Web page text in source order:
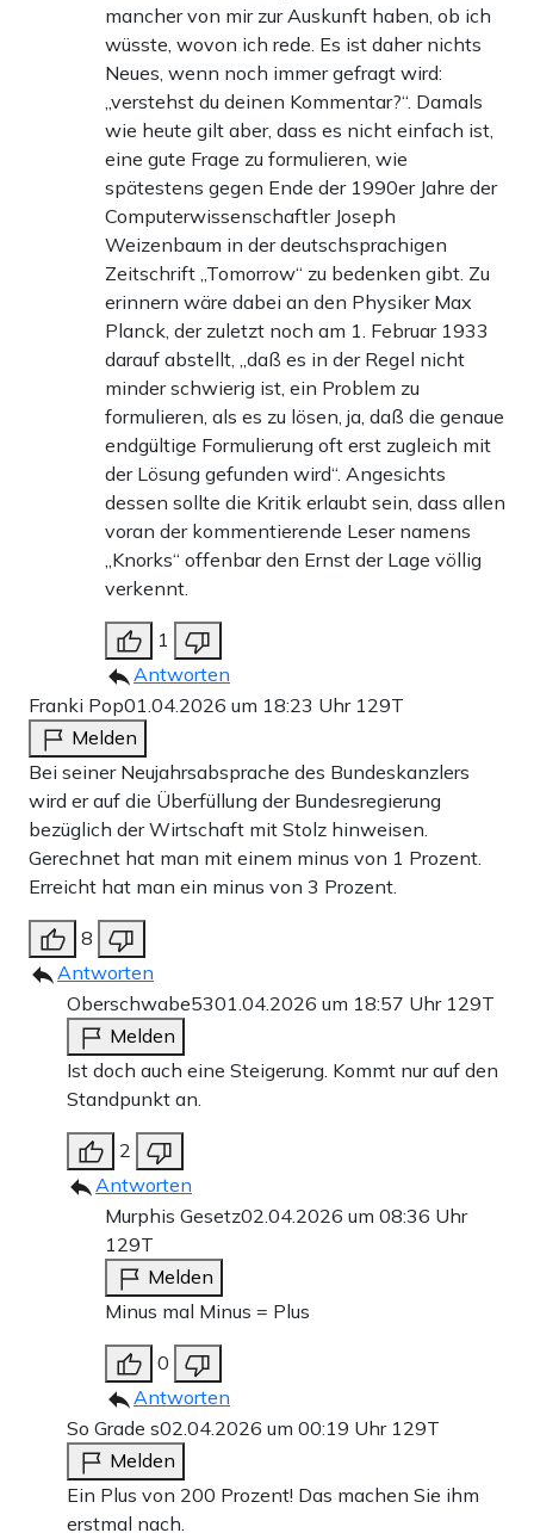
mancher von mir zur Auskunft haben, ob ich
wüsste, wovon ich rede. Es ist daher nichts
Neues, wenn noch immer gefragt wird:
„verstehst du deinen Kommentar?“. Damals
wie heute gilt aber, dass es nicht einfach ist,
eine gute Frage zu formulieren, wie
spätestens gegen Ende der 1990er Jahre der
Computerwissenschaftler Joseph
Weizenbaum in der deutschsprachigen
Zeitschrift „Tomorrow“ zu bedenken gibt. Zu
erinnern wäre dabei an den Physiker Max
Planck, der zuletzt noch am 1. Februar 1933
darauf abstellt, „daß es in der Regel nicht
minder schwierig ist, ein Problem zu
formulieren, als es zu lösen, ja, daß die genaue
endgültige Formulierung oft erst zugleich mit
der Lösung gefunden wird“. Angesichts
dessen sollte die Kritik erlaubt sein, dass allen
voran der kommentierende Leser namens
„Knorks“ offenbar den Ernst der Lage völlig
verkennt.
1
Antworten
Franki Pop01.04.2026 um 18:23 Uhr 129T
Melden
Bei seiner Neujahrsabsprache des Bundeskanzlers
wird er auf die Überfüllung der Bundesregierung
bezüglich der Wirtschaft mit Stolz hinweisen.
Gerechnet hat man mit einem minus von 1 Prozent.
Erreicht hat man ein minus von 3 Prozent.
8
Antworten
Oberschwabe5301.04.2026 um 18:57 Uhr 129T
Melden
Ist doch auch eine Steigerung. Kommt nur auf den
Standpunkt an.
2
Antworten
Murphis Gesetz02.04.2026 um 08:36 Uhr
129T
Melden
Minus mal Minus = Plus
0
Antworten
So Grade s02.04.2026 um 00:19 Uhr 129T
Melden
Ein Plus von 200 Prozent! Das machen Sie ihm
erstmal nach.